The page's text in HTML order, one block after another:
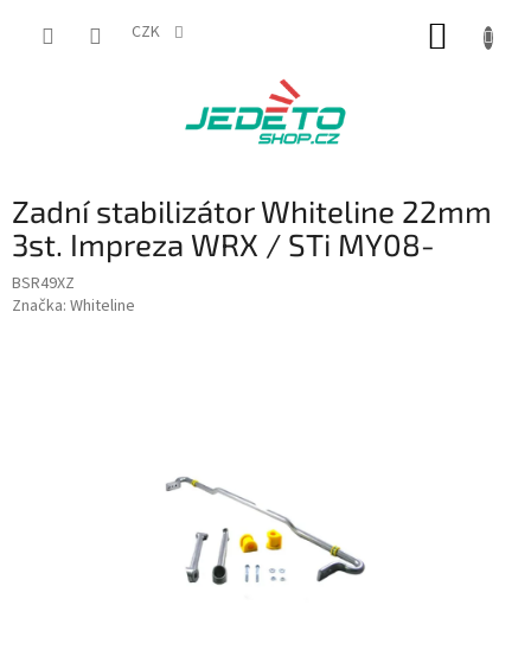
CZK
Zadní stabilizátor Whiteline 22mm
3st. Impreza WRX / STi MY08-
BSR49XZ
Značka: Whiteline